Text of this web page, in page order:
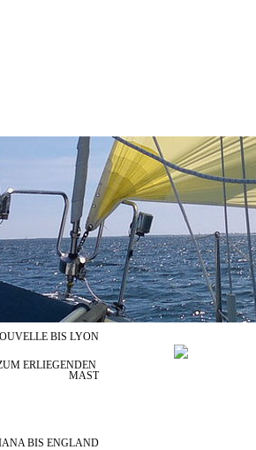
BIS LYON
ERLIEGENDEN
MAST
BIS ENGLAND